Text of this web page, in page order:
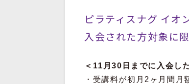
ピラティスナグ イオ
入会された方対象に
＜11月30日までに入会し
・受講料が初月2ヶ月間月